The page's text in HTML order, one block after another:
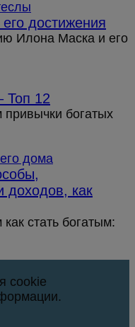
достижения
Илона Маска и его
Топ 12
привычки богатых
доходов, как
стать богатым:
cookie